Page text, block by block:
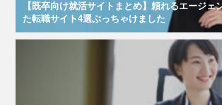
【既卒向け就活サイトまとめ】頼れるエージェ
た転職サイト4選ぶっちゃけました